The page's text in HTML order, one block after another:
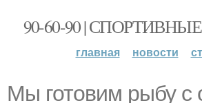
90-60-90 |
главная новости
Мы готовим рыбу c